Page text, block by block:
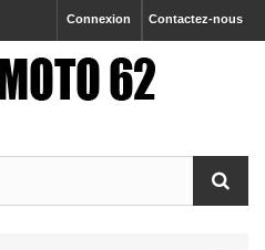
Contactez-nous
Connexion